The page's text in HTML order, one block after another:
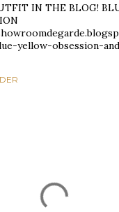
IN THE BLOG!
yellow-obsession-